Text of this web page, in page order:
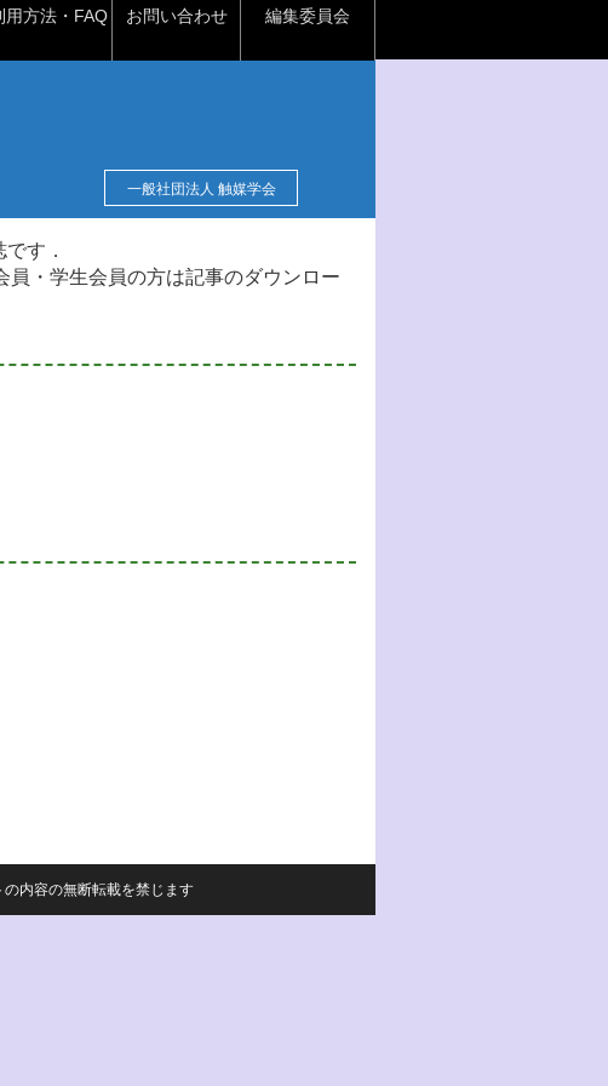
用方法・FAQ お問い合わせ 編集委員会
一般社団法人 触媒学会
す．
・学生会員の方は記事のダウンロー
内容の無断転載を禁じます